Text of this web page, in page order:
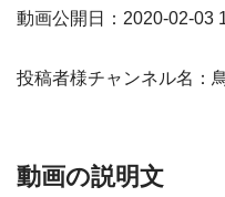
動画公開日：2020-02-03
投稿者様チャンネル名：
動画の説明文